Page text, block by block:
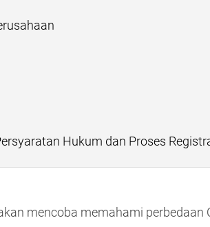
Hukum dan Proses
mencoba memahami perbedaan